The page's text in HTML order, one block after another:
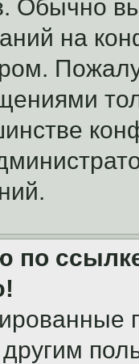
Обычно
на
по